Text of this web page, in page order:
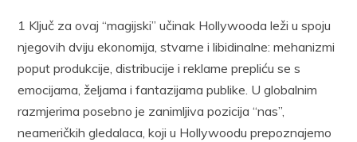
1 Ključ za ovaj “magijski” učinak Hollywooda leži u spoju
njegovih dviju ekonomija, stvarne i libidinalne: mehanizmi
poput produkcije, distribucije i reklame prepliću se s
emocijama, željama i fantazijama publike. U globalnim
razmjerima posebno je zanimljiva pozicija “nas”,
neameričkih gledalaca, koji u Hollywoodu prepoznajemo